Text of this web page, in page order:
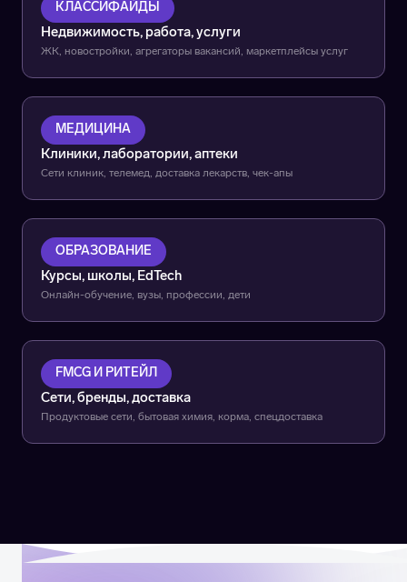
КЛАССИФАЙДЫ
Недвижимость, работа, услуги
ЖК, новостройки, агрегаторы вакансий, маркетплейсы услуг
МЕДИЦИНА
Клиники, лаборатории, аптеки
Сети клиник, телемед, доставка лекарств, чек-апы
ОБРАЗОВАНИЕ
Курсы, школы, EdTech
Онлайн-обучение, вузы, профессии, дети
FMCG И РИТЕЙЛ
Сети, бренды, доставка
Продуктовые сети, бытовая химия, корма, спецдоставка